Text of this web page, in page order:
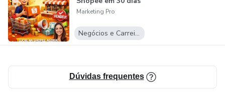
Marketing Pro — estratégia, performance e autoridade
para vender mais no digital.
Marketing Pro
Negócios e Carreira
Dúvidas frequentes